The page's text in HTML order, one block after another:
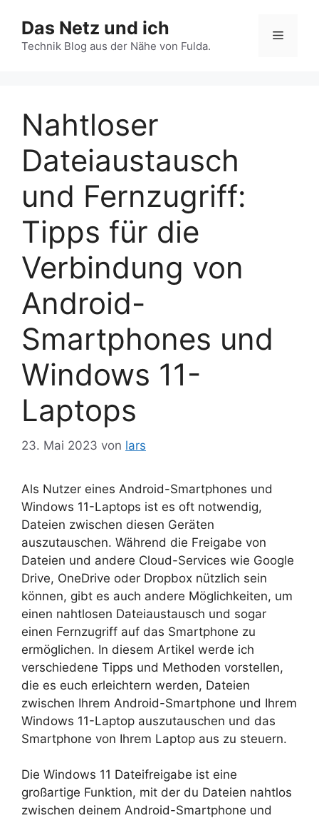
Inhalt
springen
Das Netz und ich
Technik Blog aus der Nähe von Fulda.
Menü
Nahtloser
Dateiaustausch
und Fernzugriff:
Tipps für die
Verbindung von
Android-
Smartphones und
Windows 11-
Laptops
23. Mai 2023 von lars
Als Nutzer eines Android-Smartphones und
Windows 11-Laptops ist es oft notwendig,
Dateien zwischen diesen Geräten
auszutauschen. Während die Freigabe von
Dateien und andere Cloud-Services wie Google
Drive, OneDrive oder Dropbox nützlich sein
können, gibt es auch andere Möglichkeiten, um
einen nahtlosen Dateiaustausch und sogar
einen Fernzugriff auf das Smartphone zu
ermöglichen. In diesem Artikel werde ich
verschiedene Tipps und Methoden vorstellen,
die es euch erleichtern werden, Dateien
zwischen Ihrem Android-Smartphone und Ihrem
Windows 11-Laptop auszutauschen und das
Smartphone von Ihrem Laptop aus zu steuern.
Die Windows 11 Dateifreigabe ist eine
großartige Funktion, mit der du Dateien nahtlos
zwischen deinem Android-Smartphone und